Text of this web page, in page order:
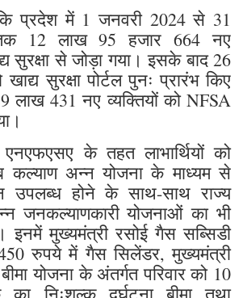
प्रदेश में 1 जनवरी 2024 से 31
12 लाख 95 हजार 664 नए
सुरक्षा से जोड़ा गया। इसके बाद 26
सुरक्षा पोर्टल पुनः प्रारंभ किए
लाख 431 नए व्यक्तियों को NFSA
के तहत लाभार्थियों को
कल्याण अन्न योजना के माध्यम से
उपलब्ध होने के साथ-साथ राज्य
जनकल्याणकारी योजनाओं का भी
इनमें मुख्यमंत्री रसोई गैस सब्सिडी
रुपये में गैस सिलेंडर, मुख्यमंत्री
योजना के अंतर्गत परिवार को 10